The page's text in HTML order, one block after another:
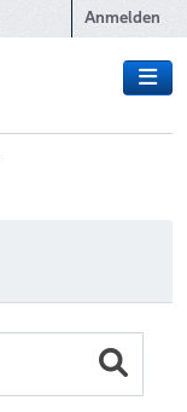
Anmelden